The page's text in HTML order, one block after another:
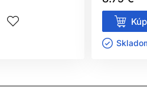
Skladom